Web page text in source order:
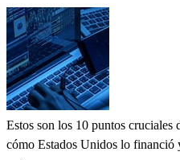
Estos son los 10 puntos cruciales
cómo Estados Unidos lo financió